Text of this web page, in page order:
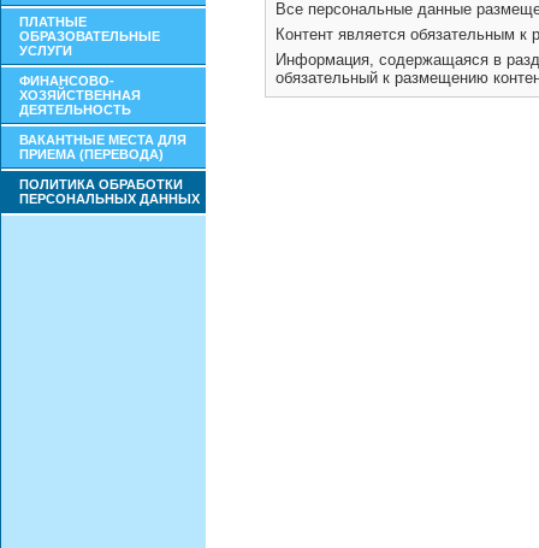
ПЛАТНЫЕ
ОБРАЗОВАТЕЛЬНЫЕ
УСЛУГИ
ФИНАНСОВО-
ХОЗЯЙСТВЕННАЯ
ДЕЯТЕЛЬНОСТЬ
ВАКАНТНЫЕ МЕСТА ДЛЯ
ПРИЕМА (ПЕРЕВОДА)
ПОЛИТИКА ОБРАБОТКИ
ПЕРСОНАЛЬНЫХ ДАННЫХ